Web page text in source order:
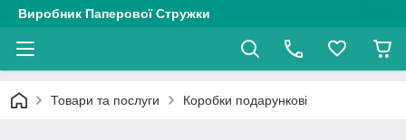
Виробник Паперової Стружки
Товари та послуги Коробки подарункові